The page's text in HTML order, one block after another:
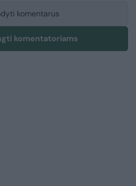
komentarus
komentatoriams